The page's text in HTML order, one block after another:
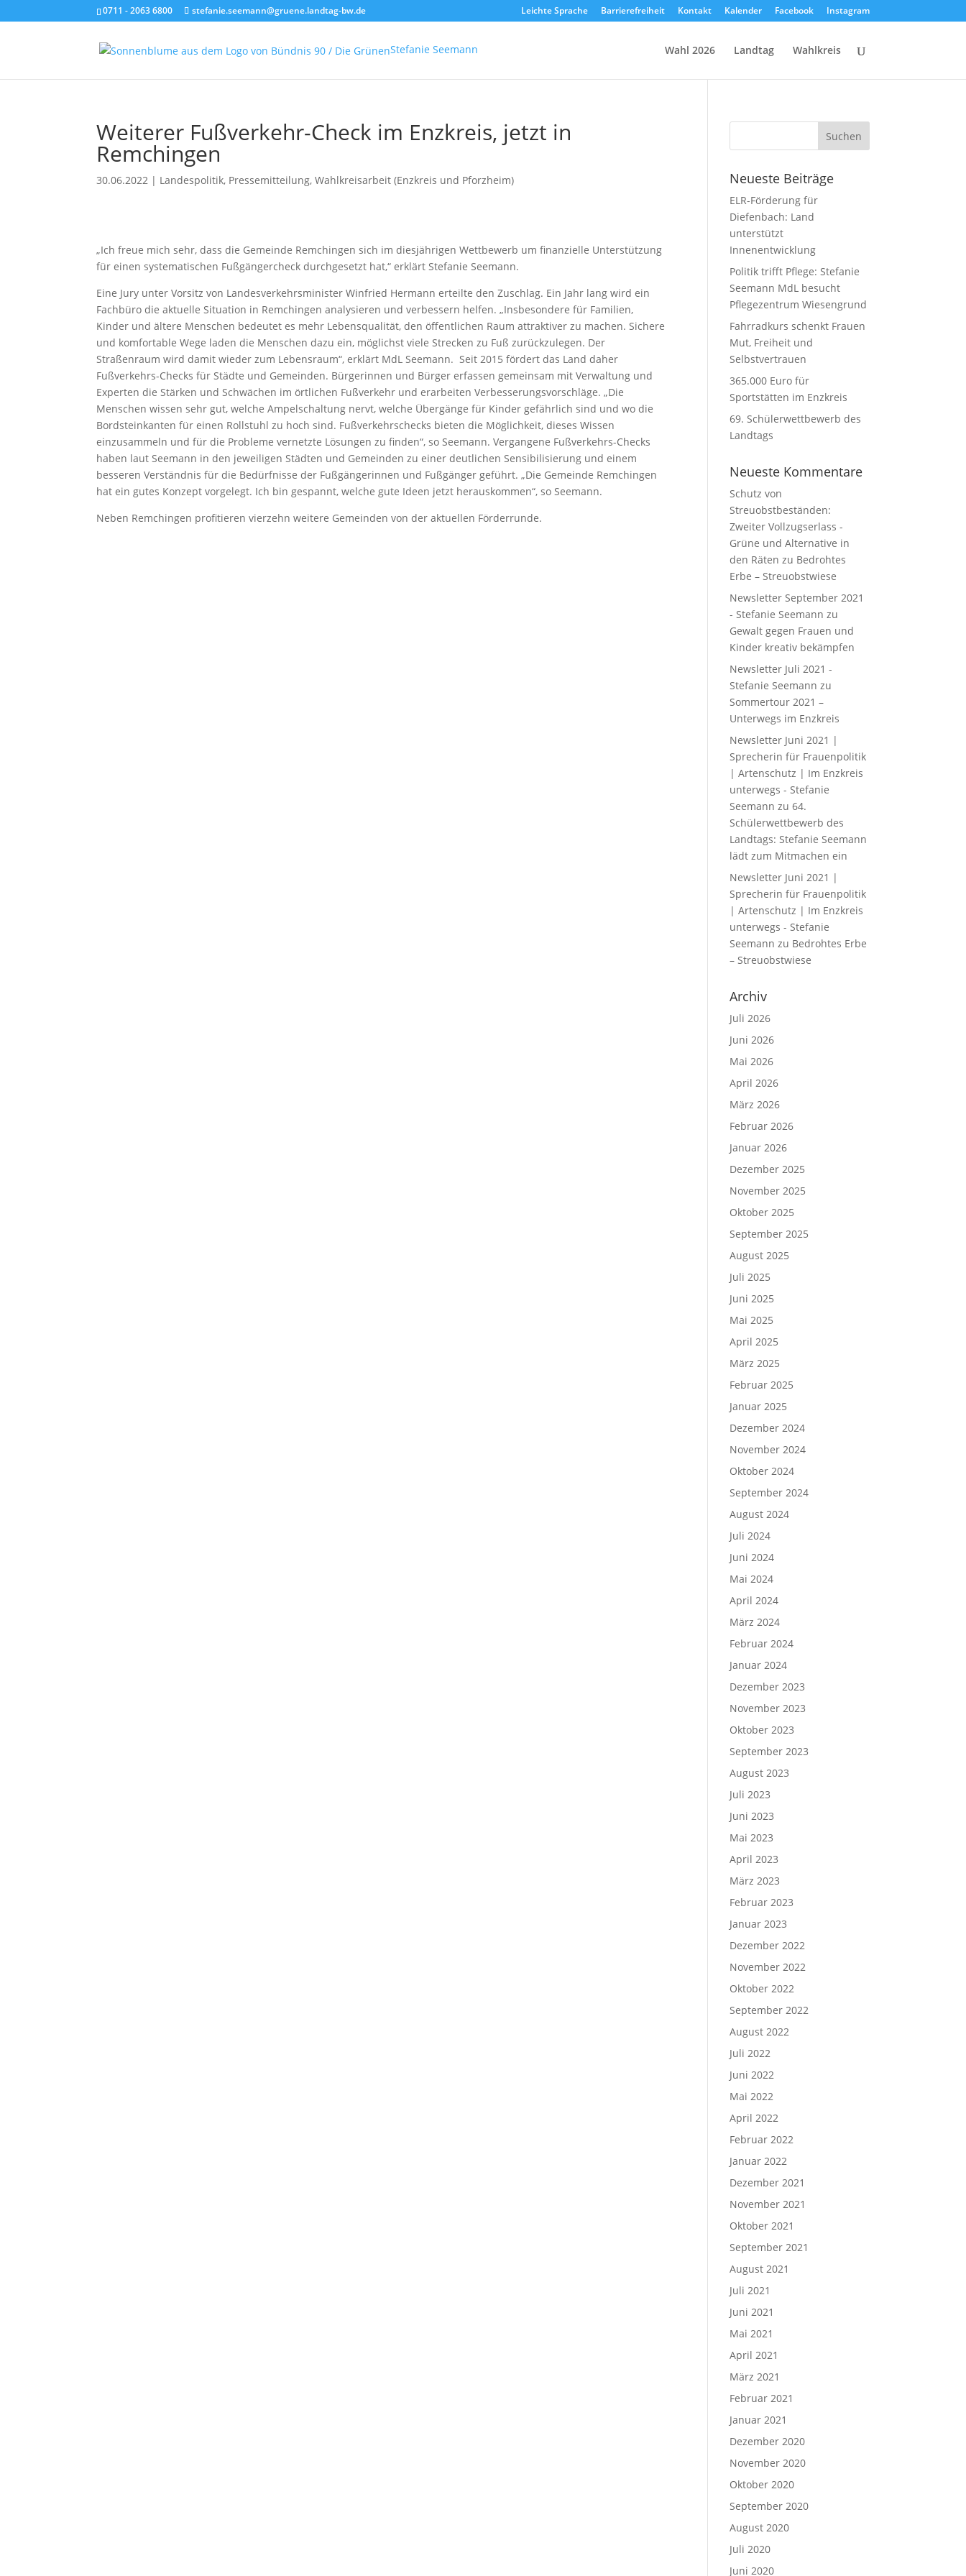
0711 - 2063 6800 stefanie.seemann@gruene.landtag-bw.de Leichte Sprache Barrierefreiheit Kontakt Kalender Facebook Instagram
Stefanie Seemann Wahl 2026 Landtag Wahlkreis
Weiterer Fußverkehr-Check im Enzkreis, jetzt in
Remchingen
30.06.2022 | Landespolitik, Pressemitteilung,Wahlkreisarbeit (Enzkreis und Pforzheim)
„Ich freue mich sehr, dass die Gemeinde Remchingen sich im diesjährigen Wettbewerb um finanzielle Unterstützung
für einen systematischen Fußgängercheck durchgesetzt hat,“ erklärt Stefanie Seemann.
Eine Jury unter Vorsitz von Landesverkehrsminister Winfried Hermann erteilte den Zuschlag. Ein Jahr lang wird ein
Fachbüro die aktuelle Situation in Remchingen analysieren und verbessern helfen. „Insbesondere für Familien,
Kinder und ältere Menschen bedeutet es mehr Lebensqualität, den öffentlichen Raum attraktiver zu machen. Sichere
und komfortable Wege laden die Menschen dazu ein, möglichst viele Strecken zu Fuß zurückzulegen. Der
Straßenraum wird damit wieder zum Lebensraum“, erklärt MdL Seemann. Seit 2015 fördert das Land daher
Fußverkehrs-Checks für Städte und Gemeinden. Bürgerinnen und Bürger erfassen gemeinsam mit Verwaltung und
Experten die Stärken und Schwächen im örtlichen Fußverkehr und erarbeiten Verbesserungsvorschläge. „Die
Menschen wissen sehr gut, welche Ampelschaltung nervt, welche Übergänge für Kinder gefährlich sind und wo die
Bordsteinkanten für einen Rollstuhl zu hoch sind. Fußverkehrschecks bieten die Möglichkeit, dieses Wissen
einzusammeln und für die Probleme vernetzte Lösungen zu finden“, so Seemann. Vergangene Fußverkehrs-Checks
haben laut Seemann in den jeweiligen Städten und Gemeinden zu einer deutlichen Sensibilisierung und einem
besseren Verständnis für die Bedürfnisse der Fußgängerinnen und Fußgänger geführt. „Die Gemeinde Remchingen
hat ein gutes Konzept vorgelegt. Ich bin gespannt, welche gute Ideen jetzt herauskommen“, so Seemann.
Neben Remchingen profitieren vierzehn weitere Gemeinden von der aktuellen Förderrunde.
Neueste Beiträge
ELR-Förderung für
Diefenbach: Land
unterstützt
Innenentwicklung
Politik trifft Pflege: Stefanie
Seemann MdL besucht
Pflegezentrum Wiesengrund
Fahrradkurs schenkt Frauen
Mut, Freiheit und
Selbstvertrauen
365.000 Euro für
Sportstätten im Enzkreis
69. Schülerwettbewerb des
Landtags
Neueste Kommentare
Schutz von
Streuobstbeständen:
Zweiter Vollzugserlass -
Grüne und Alternative in
den Räten zu Bedrohtes
Erbe – Streuobstwiese
Newsletter September 2021
- Stefanie Seemann zu
Gewalt gegen Frauen und
Kinder kreativ bekämpfen
Newsletter Juli 2021 -
Stefanie Seemann zu
Sommertour 2021 –
Unterwegs im Enzkreis
Newsletter Juni 2021 |
Sprecherin für Frauenpolitik
| Artenschutz | Im Enzkreis
unterwegs - Stefanie
Seemann zu64.
Schülerwettbewerb des
Landtags: Stefanie Seemann
lädt zum Mitmachen ein
Newsletter Juni 2021 |
Sprecherin für Frauenpolitik
| Artenschutz | Im Enzkreis
unterwegs - Stefanie
Seemann zu Bedrohtes Erbe
– Streuobstwiese
Archiv
Juli 2026
Juni 2026
Mai 2026
April 2026
März 2026
Februar 2026
Januar 2026
Dezember 2025
November 2025
Oktober 2025
September 2025
August 2025
Juli 2025
Juni 2025
Mai 2025
April 2025
März 2025
Februar 2025
Januar 2025
Dezember 2024
November 2024
Oktober 2024
September 2024
August 2024
Juli 2024
Juni 2024
Mai 2024
April 2024
März 2024
Februar 2024
Januar 2024
Dezember 2023
November 2023
Oktober 2023
September 2023
August 2023
Juli 2023
Juni 2023
Mai 2023
April 2023
März 2023
Februar 2023
Januar 2023
Dezember 2022
November 2022
Oktober 2022
September 2022
August 2022
Juli 2022
Juni 2022
Mai 2022
April 2022
Februar 2022
Januar 2022
Dezember 2021
November 2021
Oktober 2021
September 2021
August 2021
Juli 2021
Juni 2021
Mai 2021
April 2021
März 2021
Februar 2021
Januar 2021
Dezember 2020
November 2020
Oktober 2020
September 2020
August 2020
Juli 2020
Juni 2020